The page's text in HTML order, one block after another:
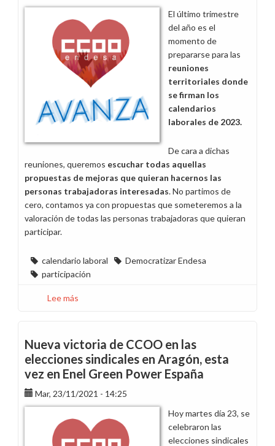
El último trimestre
del año es el
momento de
prepararse para las
reuniones
territoriales donde
se firman los
calendarios
laborales de 2023.
De cara a dichas
reuniones, queremos escuchar todas aquellas
propuestas de mejoras que quieran hacernos las
personas trabajadoras interesadas. No partimos de
cero, contamos ya con propuestas que someteremos a la
valoración de todas las personas trabajadoras que quieran
participar.
calendario laboral
Democratizar Endesa
participación
Lee más
propuestas
para
mejorar
los
calendarios
laborales
de
2023
Nueva victoria de CCOO en las
elecciones sindicales en Aragón, esta
vez en Enel Green Power España
Mar, 23/11/2021 - 14:25
Hoy martes día 23, se
celebraron las
elecciones sindicales